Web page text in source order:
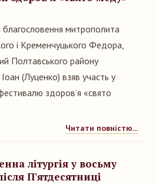
благословення митрополита
і Кременчуцького Федора,
Полтавського району
(Луценко) взяв участь у
здоровʼя «свято
Читати повністю...
літургія у восьму
П'ятдесятниці